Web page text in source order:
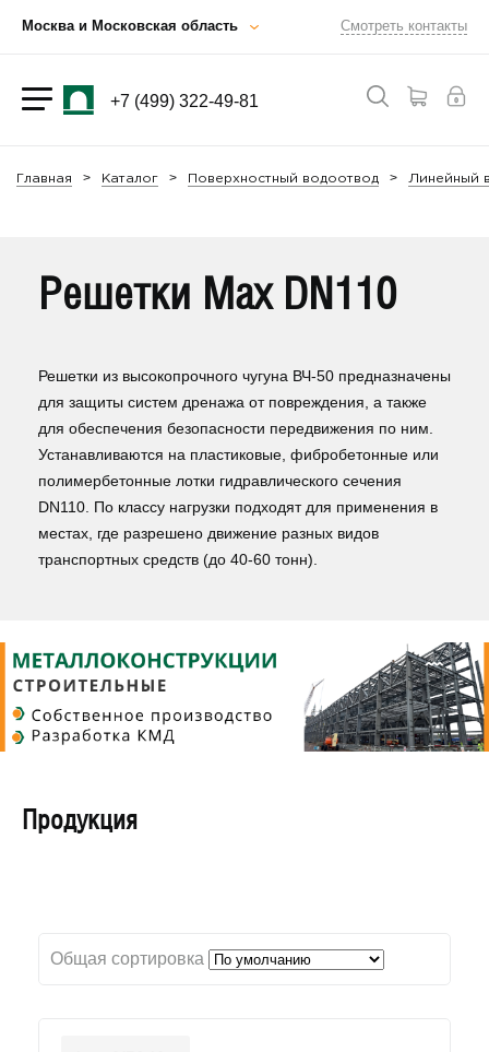
Москва и Московская область Смотреть контакты
+7 (499) 322-49-81
Главная Каталог Поверхностный водоотвод Линейный
Решетки Max DN110
Решетки из высокопрочного чугуна ВЧ-50 предназначены
для защиты систем дренажа от повреждения, а также
для обеспечения безопасности передвижения по ним.
Устанавливаются на пластиковые, фибробетонные или
полимербетонные лотки гидравлического сечения
DN110. По классу нагрузки подходят для применения в
местах, где разрешено движение разных видов
транспортных средств (до 40-60 тонн).
Продукция
Общая сортировка